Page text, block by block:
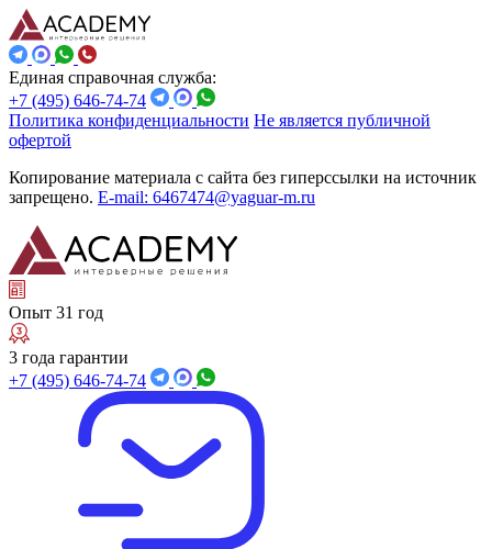
Единая справочная служба:
+7 (495) 646-74-74
Политика конфиденциальности Не является публичной
офертой
Копирование материала с сайта без гиперссылки на источник
запрещено. E-mail: 6467474@yaguar-m.ru
Опыт 31 год
3 года гарантии
+7 (495) 646-74-74